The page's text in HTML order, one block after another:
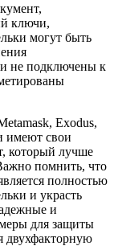
ключи,
могут быть
не подключены к
Exodus,
имеют свои
который лучше
помнить, что
полностью
и украсть
и
для защиты
двухфакторную